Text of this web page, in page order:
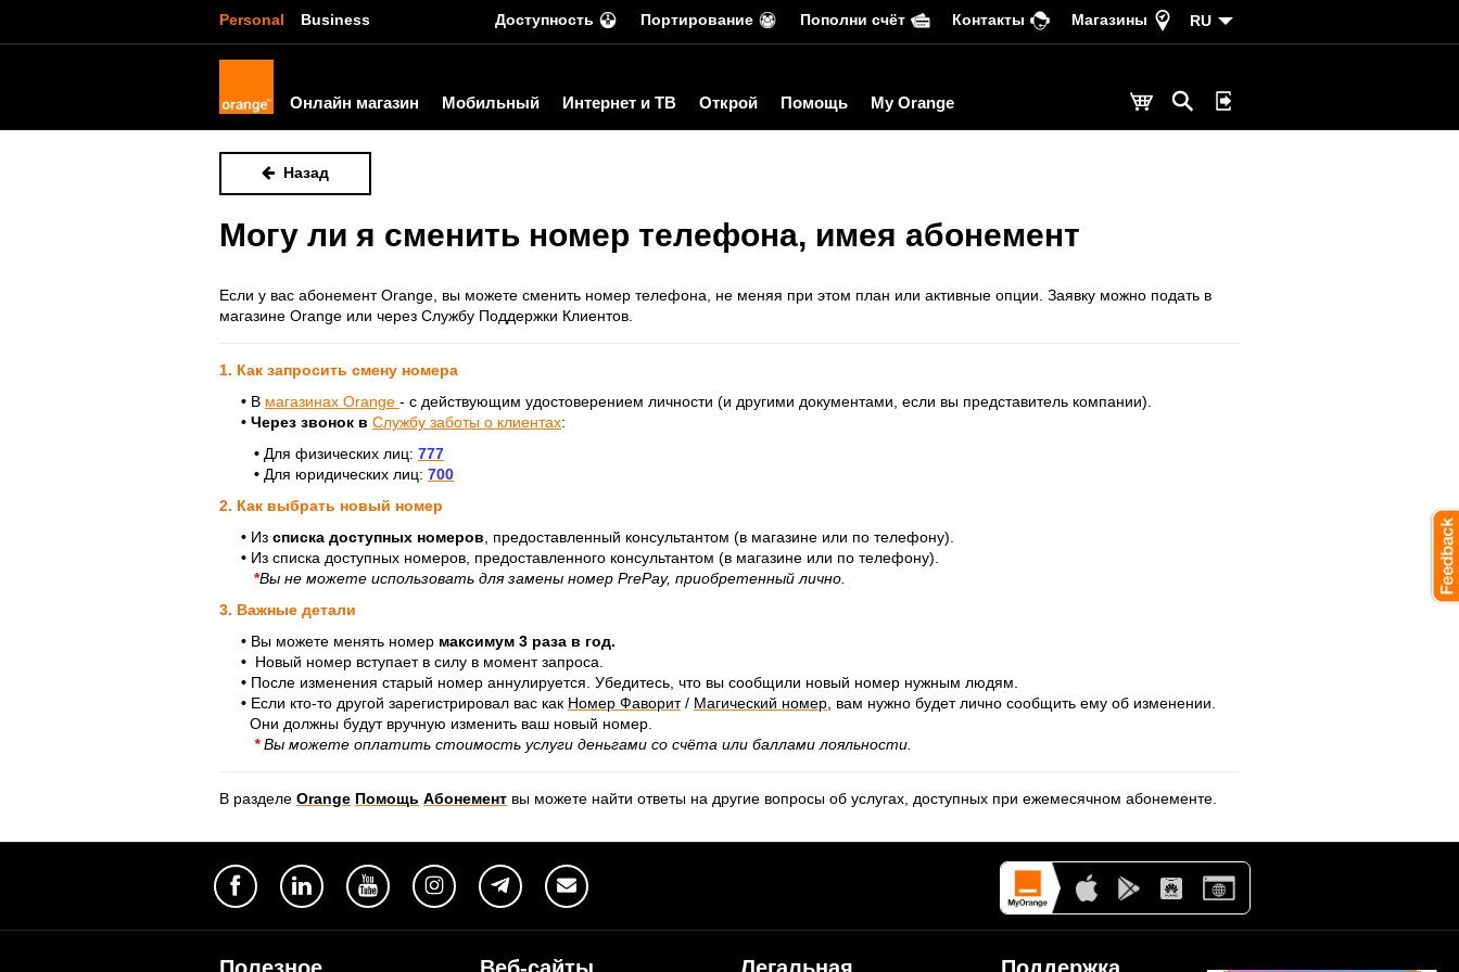
Personal Business Доступность Портирование Пополни счёт Контакты Магазины RU
Онлайн магазин Мобильный Интернет и ТВ Открой Помощь My Orange
Назад
Могу ли я сменить номер телефона, имея абонемент
Если у вас абонемент Orange, вы можете сменить номер телефона, не меняя при этом план или активные опции. Заявку можно подать в
магазине Orange или через Службу Поддержки Клиентов.
1. Как запросить смену номера
• В магазинах Orange - с действующим удостоверением личности (и другими документами, если вы представитель компании).
• Через звонок в Службу заботы о клиентах:
• Для физических лиц: 777
• Для юридических лиц: 700
2. Как выбрать новый номер
• Из списка доступных номеров , предоставленный консультантом (в магазине или по телефону).
• Из списка доступных номеров, предоставленного консультантом (в магазине или по телефону).
*Вы не можете использовать для замены номер PrePay, приобретенный лично.
3. Важные детали
• Вы можете менять номер максимум 3 раза в год.
• Новый номер вступает в силу в момент запроса.
• После изменения старый номер аннулируется. Убедитесь, что вы сообщили новый номер нужным людям.
• Если кто-то другой зарегистрировал вас как Номер Фаворит/ Maгический номер , вам нужно будет лично сообщить ему об изменении.
Они должны будут вручную изменить ваш новый номер.
*Вы можете оплатить стоимость услуги деньгами со счёта или баллами лояльности.
В разделе Orange Помощь Абонемент вы можете найти ответы на другие вопросы об услугах, доступных при ежемесячном абонементе.